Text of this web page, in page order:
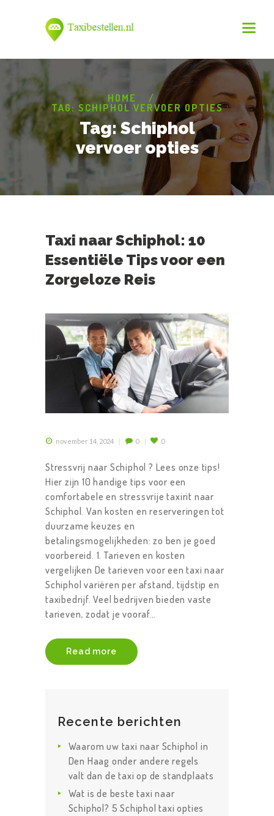
HOME
TAG: SCHIPHOL VERVOER OPTIES
Tag: Schiphol
vervoer opties
Taxi naar Schiphol: 10
Essentiële Tips voor een
Zorgeloze Reis
november 14, 2024 0 0
Stressvrij naar Schiphol ? Lees onze tips!
Hier zijn 10 handige tips voor een
comfortabele en stressvrije taxirit naar
Schiphol. Van kosten en reserveringen tot
duurzame keuzes en
betalingsmogelijkheden: zo ben je goed
voorbereid. 1. Tarieven en kosten
vergelijken De tarieven voor een taxi naar
Schiphol variëren per afstand, tijdstip en
taxibedrijf. Veel bedrijven bieden vaste
tarieven, zodat je vooraf…
Read more
Recente berichten
Waarom uw taxi naar Schiphol in
Den Haag onder andere regels
valt dan de taxi op de standplaats
Wat is de beste taxi naar
Schiphol? 5 Schiphol taxi opties